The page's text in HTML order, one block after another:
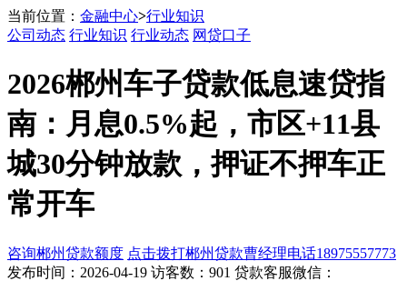
当前位置： 金融中心>行业知识
公司动态 行业知识 行业动态 网贷口子
2026郴州车子贷款低息速贷指
南：月息0.5%起，市区+11县
城30分钟放款，押证不押车正
常开车
咨询郴州贷款额度 点击拨打郴州贷款曹经理电话18975557773
发布时间：2026-04-19 访客数：901 贷款客服微信：